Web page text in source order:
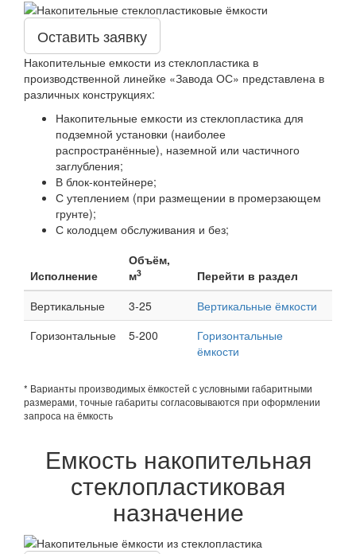
Оставить заявку
Накопительные емкости из стеклопластика в
производственной линейке «Завода ОС» представлена в
различных конструкциях:
Накопительные емкости из стеклопластика для
подземной установки (наиболее
распространённые), наземной или частичного
заглубления;
В блок-контейнере;
С утеплением (при размещении в промерзающем
грунте);
С колодцем обслуживания и без;
Исполнение
Объём,
м3
Перейти в раздел
Вертикальные
3-25
Вертикальные ёмкости
Горизонтальные
5-200
Горизонтальные
ёмкости
* Варианты производимых ёмкостей с условными габаритными
размерами, точные габариты согласовываются при оформлении
запроса на ёмкость
Емкость накопительная
стеклопластиковая
назначение